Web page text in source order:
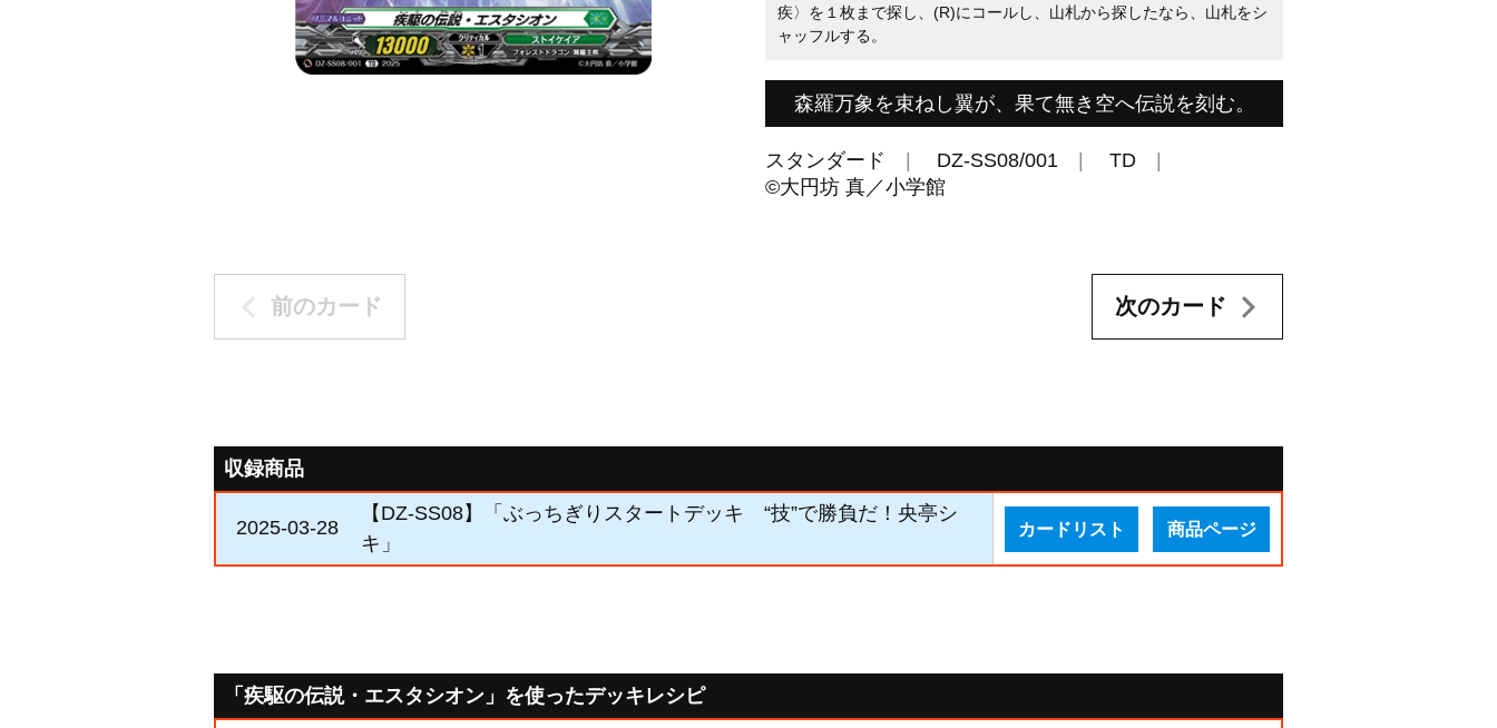
疾〉を１枚まで探し、(R)にコールし、山札から探したなら、山札をシ
ャッフルする。
森羅万象を束ねし翼が、果て無き空へ伝説を刻む。
スタンダード DZ-SS08/001
TD
©大円坊 真／小学館
前のカード 次のカード
収録商品
2025-03-28
【DZ-SS08】「ぶっちぎりスタートデッキ “技”で勝負だ！央亭シ
キ」
カードリスト 商品ページ
「疾駆の伝説・エスタシオン」を使ったデッキレシピ